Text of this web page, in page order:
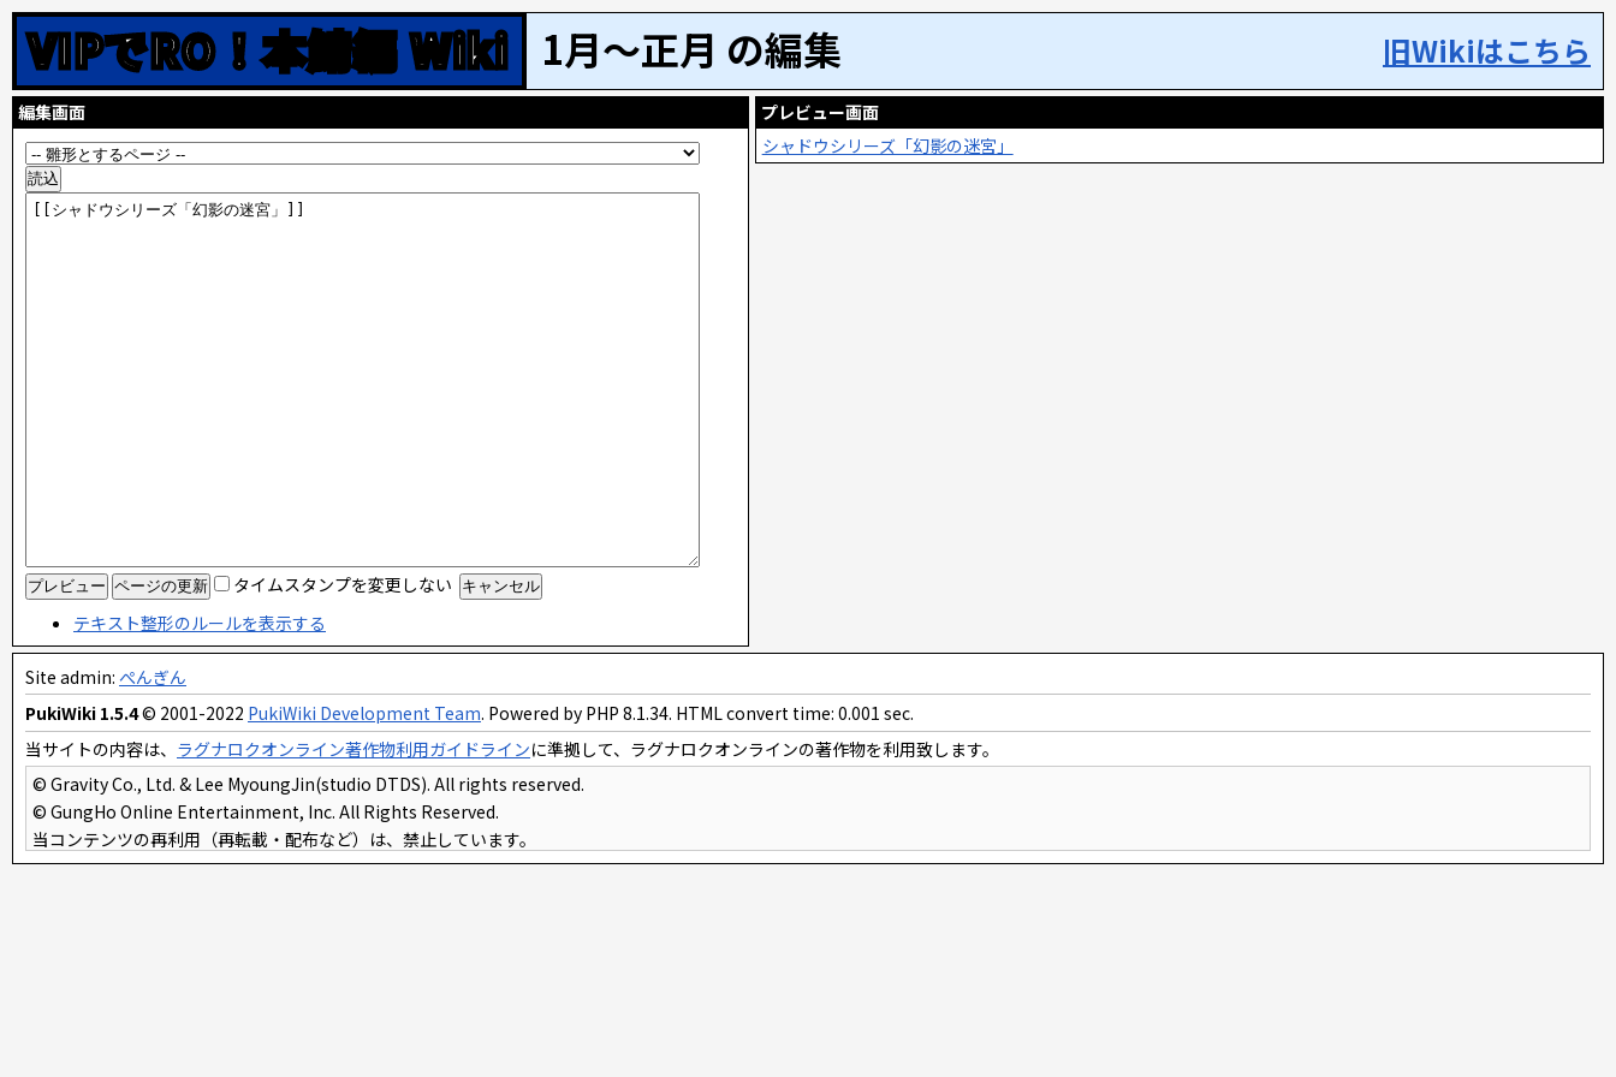
VIPでRO！本鯖編 Wiki 1月～正月 の編集 旧Wikiはこちら
編集画面
タイムスタンプを変更しない
テキスト整形のルールを表示する
プレビュー画面
シャドウシリーズ「幻影の迷宮」
Site admin: ぺんぎん
PukiWiki 1.5.4© 2001-2022 PukiWiki Development Team. Powered by PHP 8.1.34. HTML convert time: 0.001 sec.
当サイトの内容は、 ラグナロクオンライン著作物利用ガイドラインに準拠して、ラグナロクオンラインの著作物を利用致します。
© Gravity Co., Ltd. & Lee MyoungJin(studio DTDS). All rights reserved.
© GungHo Online Entertainment, Inc. All Rights Reserved.
当コンテンツの再利用（再転載・配布など）は、禁止しています。